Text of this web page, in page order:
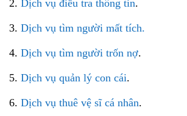
2. Dịch vụ điều tra thông tin.
3. Dịch vụ tìm người mất tích.
4. Dịch vụ tìm người trốn nợ.
5. Dịch vụ quản lý con cái.
6. Dịch vụ thuê vệ sĩ cá nhân.